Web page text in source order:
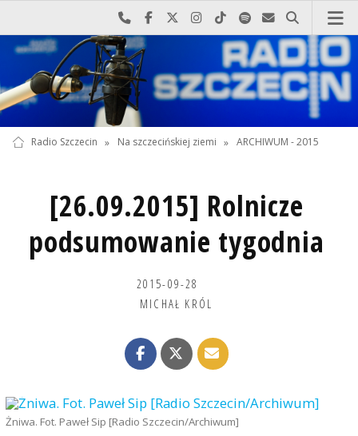
Najlepiej po prostu do nas zadzwoń
Odwiedź nas na Facebook-u
Odwiedź nas na X
Odwiedź nas na Instagram-ie
Odwiedź nas na TikTok-u
Szukaj nas na Spotify
Wyślij do nas
Szukaj
Radio Szczecin » Na szczecińskiej ziemi » ARCHIWUM - 2015
[26.09.2015] Rolnicze
podsumowanie tygodnia
2015-09-28
MICHAŁ KRÓL
Żniwa. Fot. Paweł Sip [Radio Szczecin/Archiwum]